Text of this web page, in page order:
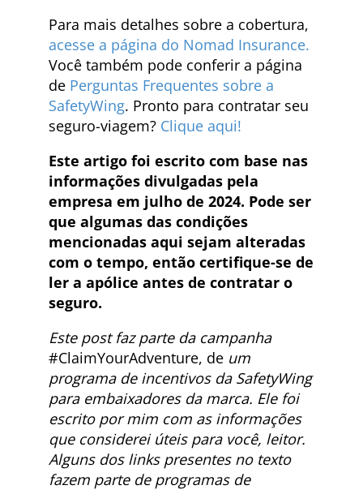
Para mais detalhes sobre a cobertura,
acesse a página do Nomad Insurance.
Você também pode conferir a página
de Perguntas Frequentes sobre a
SafetyWing. Pronto para contratar seu
seguro-viagem? Clique aqui!
Este artigo foi escrito com base nas
informações divulgadas pela
empresa em julho de 2024. Pode ser
que algumas das condições
mencionadas aqui sejam alteradas
com o tempo, então certifique-se de
ler a apólice antes de contratar o
seguro.
Este post faz parte da campanha
#ClaimYourAdventure, de um
programa de incentivos da SafetyWing
para embaixadores da marca. Ele foi
escrito por mim com as informações
que considerei úteis para você, leitor.
Alguns dos links presentes no texto
fazem parte de programas de